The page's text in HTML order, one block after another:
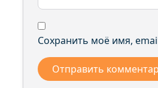
Сохранить моё имя,